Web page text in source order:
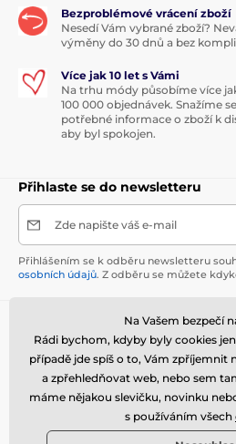
Bezproblémové vrácení zboží
Nesedí Vám vybrané zboží?
výměny do 30 dnů a bez
Více jak 10 let s Vámi
Na trhu módy působíme více
100 000 objednávek. Snažíme
potřebné informace o zboží k
aby byl spokojen.
Přihlaste se do newsletteru
Zde napište váš e-mail
Přihlášením se k odběru newsletteru
osobních údajů. Z odběru se můžete
Potřebujete poradit offline
Zákaznický servis je k dispozici
+420 731 315 486
Kde nás najdete
Na Vašem bezpečí
Rádi bychom, kdyby byly cookies
případě jde spíš o to, Vám zpříjemnit
a zpřehledňovat web, nebo sem
máme nějakou slevičku, novinku
s používáním všech